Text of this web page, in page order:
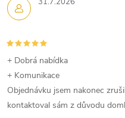
+ Dobrá nabídka
+ Komunikace
Objednávku jsem nakonec
kontaktoval sám z důvodu